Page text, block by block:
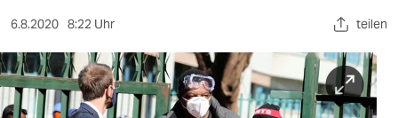
sport
berlin
nord
6.8.2020 8:22 Uhr teilen